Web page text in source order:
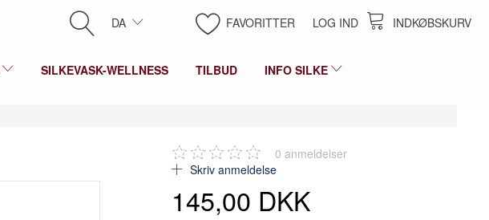
INDKØBSKURV
FAVORITTER LOG IND
DA
SILKEVASK-WELLNESS TILBUD INFO SILKE
0 anmeldelser
Skriv anmeldelse
145,00 DKK